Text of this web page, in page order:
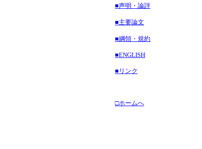
■声明・論評
■主要論文
■綱領・規約
■ENGLISH
■リンク
□ホームへ